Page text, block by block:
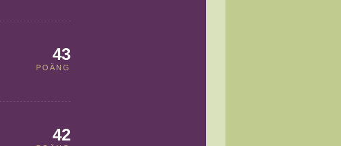
43
POÄNG
42